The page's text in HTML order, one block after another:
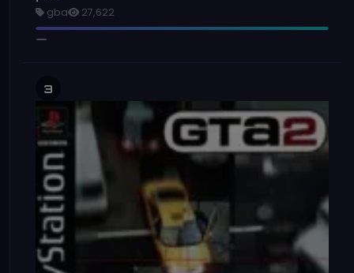
gba 27,622
3